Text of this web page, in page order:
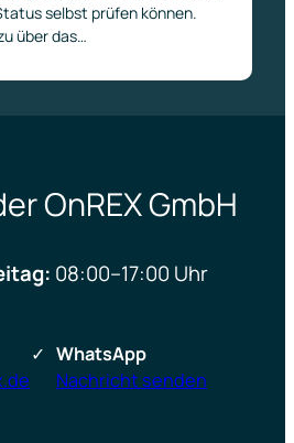
selbst prüfen können.
über das…
OnREX GmbH
08:00–17:00 Uhr
WhatsApp
Nachricht senden